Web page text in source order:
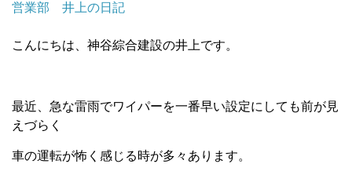
営業部 井上の日記
こんにちは、神谷綜合建設の井上です。
最近、急な雷雨でワイパーを一番早い設定にしても前が見
えづらく
車の運転が怖く感じる時が多々あります。